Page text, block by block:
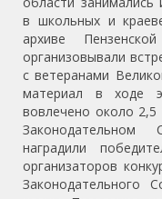
в школьных и
архиве
организовывали
с ветеранами
материал в ходе
вовлечено около 2,5
Законодательном
наградили
организаторов
Законодательного